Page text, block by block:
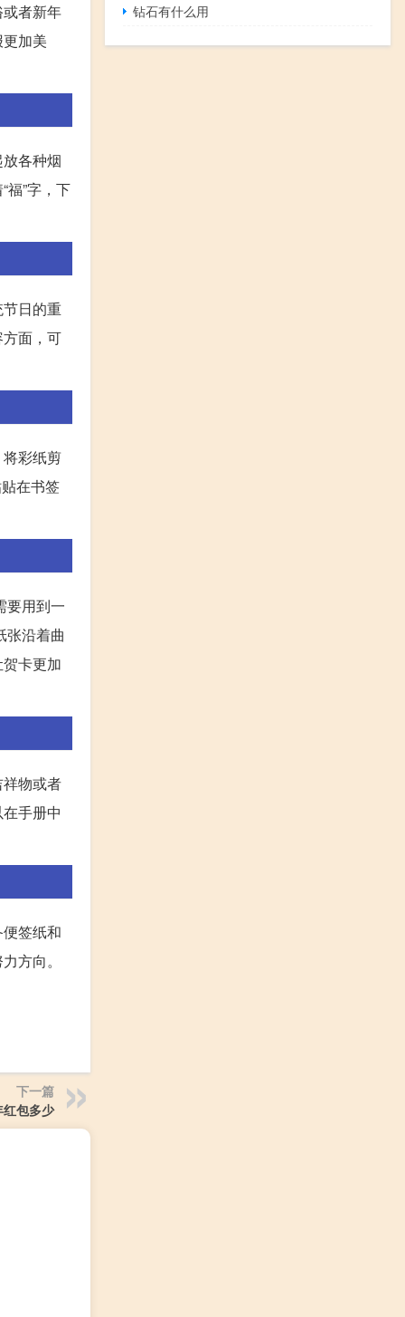
者新年
加美
各种烟
福”字，下
日的重
面，可
彩纸剪
在书签
要用到一
张沿着曲
卡更加
物或者
手册中
签纸和
方向。
下一篇
包多少
钻石有什么用